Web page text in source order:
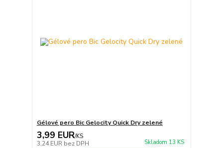
Gélové pero Bic Gelocity Quick Dry zelené
3,99 EUR/KS
3,24 EUR bez DPH Skladom 13 KS